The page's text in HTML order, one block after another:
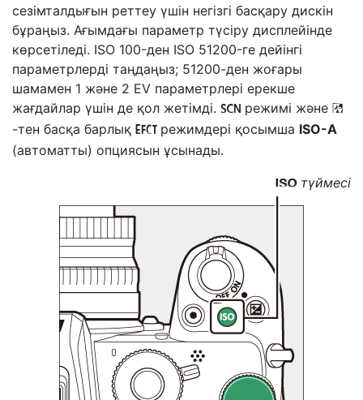
сезімталдығын реттеу үшін негізгі басқару дискін
бұраңыз. Ағымдағы параметр түсіру дисплейінде
көрсетіледі. ISO 100-ден ISO 51200-ге дейінгі
параметрлерді таңдаңыз; 51200-ден жоғары
шамамен 1 және 2 EV параметрлері ерекше
жағдайлар үшін де қол жетімді. h режимі және 4
-тен басқа барлық q режимдері қосымша ISO-A
(автоматты) опциясын ұсынады.
S түймесі